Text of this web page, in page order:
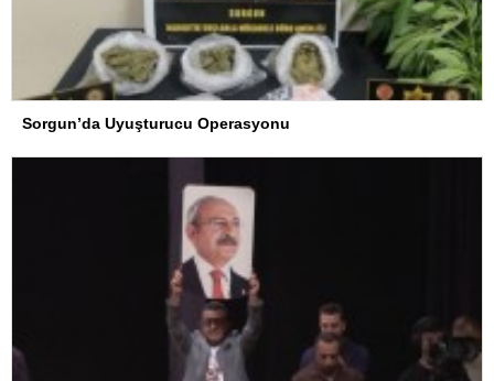
Sorgun’da Uyuşturucu Operasyonu